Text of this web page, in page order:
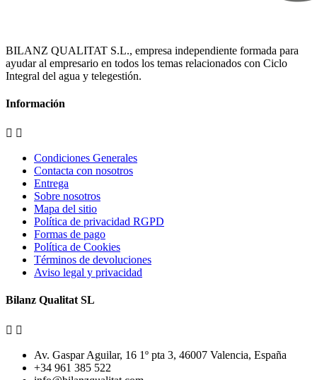
BILANZ QUALITAT S.L., empresa independiente formada para
ayudar al empresario en todos los temas relacionados con Ciclo
Integral del agua y telegestión.
Información
 
Condiciones Generales
Contacta con nosotros
Entrega
Sobre nosotros
Mapa del sitio
Política de privacidad RGPD
Formas de pago
Política de Cookies
Términos de devoluciones
Aviso legal y privacidad
Bilanz Qualitat SL
 
Av. Gaspar Aguilar, 16 1º pta 3, 46007 Valencia, España
+34 961 385 522